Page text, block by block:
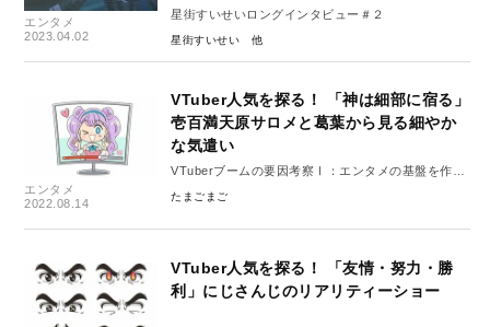
エンタメ
2023.04.02
星街すいせいロングインタビュー＃２
星街すいせい
エンタメ
2022.08.14
VTuber人気を探る！ 「神は細部に宿る」
壱百満天原サロメと葛葉から見る細やか
な気遣い
VTuberブームの要因考察Ⅰ：エンタメの基盤を作
る、VTuberたちとファンとの信頼関係
たまごまご
VTuber人気を探る！ 「友情・努力・勝
利」にじさんじのリアリティーショー